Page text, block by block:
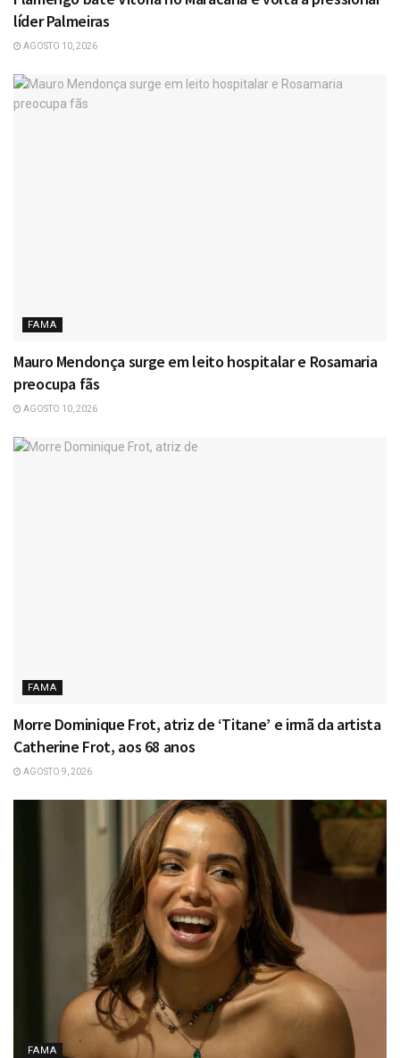
líder Palmeiras
AGOSTO 10, 2026
FAMA
Mauro Mendonça surge em leito hospitalar e Rosamaria
preocupa fãs
AGOSTO 10, 2026
FAMA
Morre Dominique Frot, atriz de ‘Titane’ e irmã da artista
Catherine Frot, aos 68 anos
AGOSTO 9, 2026
FAMA